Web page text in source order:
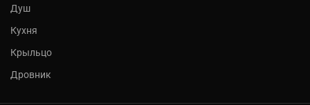
Душ
Кухня
Крыльцо
Дровник